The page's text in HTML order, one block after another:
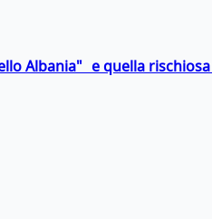
Albania" e quella